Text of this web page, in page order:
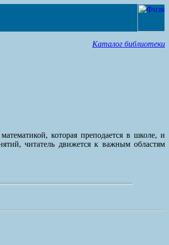
Каталог библиотеки
которая преподается в школе, и
читатель движется к важным областям